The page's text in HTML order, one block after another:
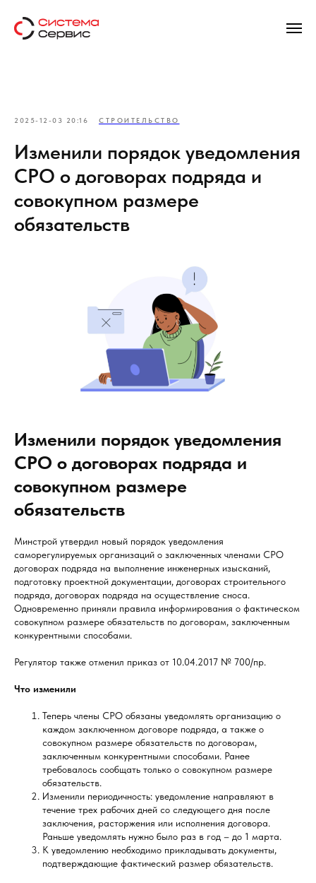
2025-12-03 20:16 СТРОИТЕЛЬСТВО
Изменили порядок уведомления
СРО о договорах подряда и
совокупном размере
обязательств
Изменили порядок уведомления
СРО о договорах подряда и
совокупном размере
обязательств
Минстрой утвердил новый порядок уведомления
саморегулируемых организаций о заключенных членами СРО
договорах подряда на выполнение инженерных изысканий,
подготовку проектной документации, договорах строительного
подряда, договорах подряда на осуществление сноса.
Одновременно приняли правила информирования о фактическом
совокупном размере обязательств по договорам, заключенным
конкурентными способами.
Регулятор также отменил приказ от 10.04.2017 № 700/пр.
Что изменили
Теперь члены СРО обязаны уведомлять организацию о
каждом заключенном договоре подряда, а также о
совокупном размере обязательств по договорам,
заключенным конкурентными способами. Ранее
требовалось сообщать только о совокупном размере
обязательств.
Изменили периодичность: уведомление направляют в
течение трех рабочих дней со следующего дня после
заключения, расторжения или исполнения договора.
Раньше уведомлять нужно было раз в год – до 1 марта.
К уведомлению необходимо прикладывать документы,
подтверждающие фактический размер обязательств.